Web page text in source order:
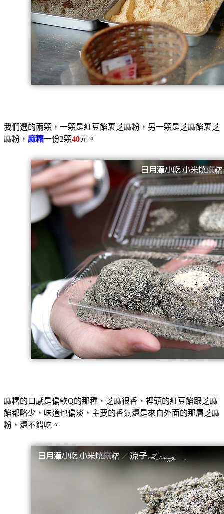
我們選的兩顆，一顆是紅豆餡裹芝麻粉，另一顆是芝麻餡裹芝
麻粉， 麻糬一份2顆40元。
麻糬的口感是偏軟Q的那種，芝麻很香，裡頭的紅豆餡跟芝麻
餡都略少，味道也偏淡，主要的香氣還是來自外面的那層芝麻
粉，還不錯吃。